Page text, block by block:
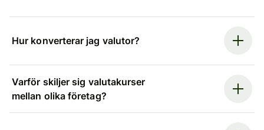
Hur konverterar jag valutor?
Varför skiljer sig valutakurser
mellan olika företag?